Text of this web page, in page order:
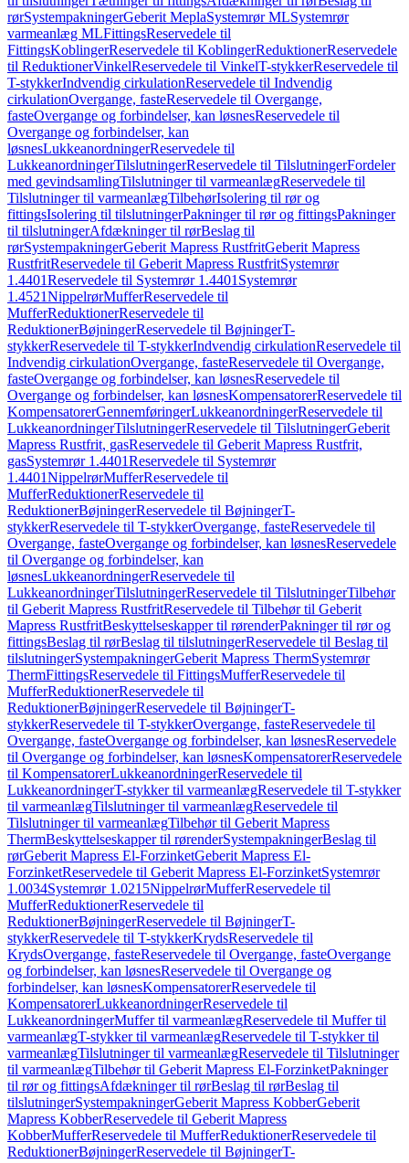
rørSystempakningerGeberit MeplaSystemrør MLSystemrør
varmeanlæg MLFittingsReservedele til
FittingsKoblingerReservedele til KoblingerReduktionerReservedele
til ReduktionerVinkelReservedele til VinkelT-stykkerReservedele til
T-stykkerIndvendig cirkulationReservedele til Indvendig
cirkulationOvergange, fasteReservedele til Overgange,
fasteOvergange og forbindelser, kan løsnesReservedele til
Overgange og forbindelser, kan
løsnesLukkeanordningerReservedele til
LukkeanordningerTilslutningerReservedele til TilslutningerFordeler
med gevindsamlingTilslutninger til varmeanlægReservedele til
Tilslutninger til varmeanlægTilbehørIsolering til rør og
fittingsIsolering til tilslutningerPakninger til rør og fittingsPakninger
til tilslutningerAfdækninger til rørBeslag til
rørSystempakningerGeberit Mapress RustfritGeberit Mapress
RustfritReservedele til Geberit Mapress RustfritSystemrør
1.4401Reservedele til Systemrør 1.4401 Systemrør
1.4521NippelrørMufferReservedele til
MufferReduktionerReservedele til
ReduktionerBøjningerReservedele til BøjningerT-
stykkerReservedele til T-stykkerIndvendig cirkulationReservedele til
Indvendig cirkulationOvergange, fasteReservedele til Overgange,
fasteOvergange og forbindelser, kan løsnesReservedele til
Overgange og forbindelser, kan løsnesKompensatorerReservedele til
KompensatorerGennemføringerLukkeanordningerReservedele til
LukkeanordningerTilslutningerReservedele til TilslutningerGeberit
Mapress Rustfrit, gasReservedele til Geberit Mapress Rustfrit,
gasSystemrør 1.4401Reservedele til Systemrør
1.4401NippelrørMufferReservedele til
MufferReduktionerReservedele til
ReduktionerBøjningerReservedele til BøjningerT-
stykkerReservedele til T-stykkerOvergange, fasteReservedele til
Overgange, fasteOvergange og forbindelser, kan løsnesReservedele
til Overgange og forbindelser, kan
løsnesLukkeanordningerReservedele til
LukkeanordningerTilslutningerReservedele til TilslutningerTilbehør
til Geberit Mapress RustfritReservedele til Tilbehør til Geberit
Mapress RustfritBeskyttelseskapper til rørenderPakninger til rør og
fittingsBeslag til rørBeslag til tilslutningerReservedele til Beslag til
tilslutningerSystempakningerGeberit Mapress ThermSystemrør
ThermFittingsReservedele til FittingsMufferReservedele til
MufferReduktionerReservedele til
ReduktionerBøjningerReservedele til BøjningerT-
stykkerReservedele til T-stykkerOvergange, fasteReservedele til
Overgange, fasteOvergange og forbindelser, kan løsnesReservedele
til Overgange og forbindelser, kan løsnesKompensatorerReservedele
til KompensatorerLukkeanordningerReservedele til
LukkeanordningerT-stykker til varmeanlægReservedele til T-stykker
til varmeanlægTilslutninger til varmeanlægReservedele til
Tilslutninger til varmeanlægTilbehør til Geberit Mapress
ThermBeskyttelseskapper til rørenderSystempakningerBeslag til
rørGeberit Mapress El-ForzinketGeberit Mapress El-
ForzinketReservedele til Geberit Mapress El-ForzinketSystemrør
1.0034Systemrør 1.0215NippelrørMufferReservedele til
MufferReduktionerReservedele til
ReduktionerBøjningerReservedele til BøjningerT-
stykkerReservedele til T-stykkerKrydsReservedele til
KrydsOvergange, fasteReservedele til Overgange, fasteOvergange
og forbindelser, kan løsnesReservedele til Overgange og
forbindelser, kan løsnesKompensatorerReservedele til
KompensatorerLukkeanordningerReservedele til
LukkeanordningerMuffer til varmeanlægReservedele til Muffer til
varmeanlægT-stykker til varmeanlægReservedele til T-stykker til
varmeanlægTilslutninger til varmeanlægReservedele til Tilslutninger
til varmeanlægTilbehør til Geberit Mapress El-ForzinketPakninger
til rør og fittingsAfdækninger til rørBeslag til rørBeslag til
tilslutningerSystempakningerGeberit Mapress KobberGeberit
Mapress KobberReservedele til Geberit Mapress
KobberMufferReservedele til MufferReduktionerReservedele til
ReduktionerBøjningerReservedele til BøjningerT-